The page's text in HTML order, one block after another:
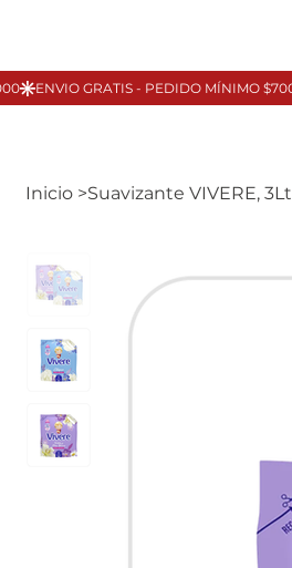
Inicio >Suavizante VIVERE, 3Lt